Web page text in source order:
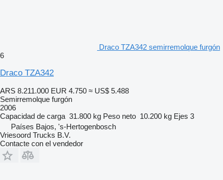
Draco TZA342 semirremolque furgón
6
Draco TZA342
ARS 8.211.000 EUR 4.750 ≈ US$ 5.488
Semirremolque furgón
2006
Capacidad de carga 31.800 kg Peso neto 10.200 kg Ejes 3
Países Bajos, 's-Hertogenbosch
Vriesoord Trucks B.V.
Contacte con el vendedor